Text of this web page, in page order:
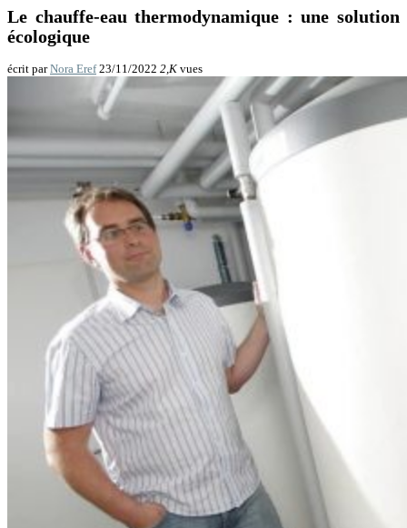
Le chauffe-eau thermodynamique : une solution
écologique
écrit parNora Eref 23/11/2022 2,K vues